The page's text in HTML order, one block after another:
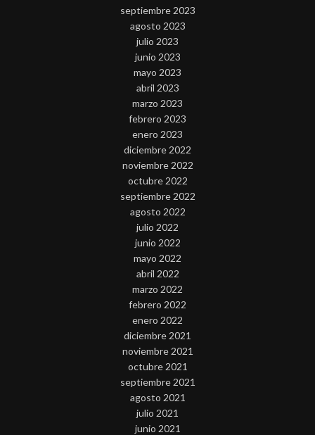
septiembre 2023
agosto 2023
julio 2023
junio 2023
mayo 2023
abril 2023
marzo 2023
febrero 2023
enero 2023
diciembre 2022
noviembre 2022
octubre 2022
septiembre 2022
agosto 2022
julio 2022
junio 2022
mayo 2022
abril 2022
marzo 2022
febrero 2022
enero 2022
diciembre 2021
noviembre 2021
octubre 2021
septiembre 2021
agosto 2021
julio 2021
junio 2021